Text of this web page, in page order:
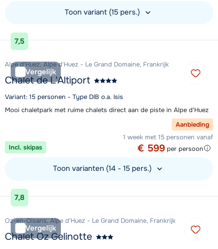
Toon variant (15 pers.)
Bekijk accommodatie
7,5
Vergelijk
Alpe d'Huez, Alpe d'Huez - Le Grand Domaine, Frankrijk
Chalet de L'Altiport
Variant: 15 personen - Type DIB o.a. Isis
Mooi chaletpark met ruime chalets direct aan de piste in Alpe d'Huez
Aanbieding
1 week met 15 personen vanaf
€ 599 per persoon
Incl. skipas
Toon varianten (14 - 15 pers.)
Bekijk accommodatie
7,8
Vergelijk
Oz-en-Oisans, Alpe d'Huez - Le Grand Domaine, Frankrijk
Chalet Oz Gelinotte